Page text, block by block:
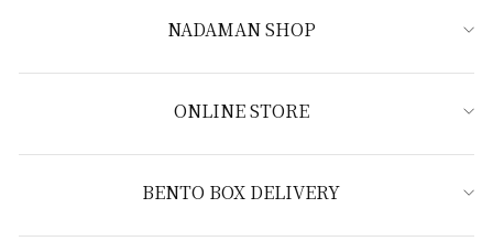
NADAMAN SHOP
ONLINE STORE
BENTO BOX DELIVERY